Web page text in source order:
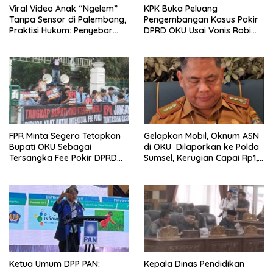
Viral Video Anak “Ngelem”
Tanpa Sensor di Palembang,
Praktisi Hukum: Penyebar
KPK Buka Peluang
Pengembangan Kasus Pokir
DPRD OKU Usai Vonis Robi
FPR Minta Segera Tetapkan
Bupati OKU Sebagai
Tersangka Fee Pokir DPRD
Gelapkan Mobil, Oknum ASN
di OKU Dilaporkan ke Polda
Sumsel, Kerugian Capai Rp1,2
Ketua Umum DPP PAN: Kepala Dinas Pendidikan